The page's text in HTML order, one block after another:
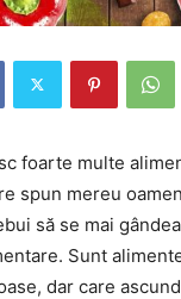
foarte multe
spun mereu
să se mai
Sunt
dar care